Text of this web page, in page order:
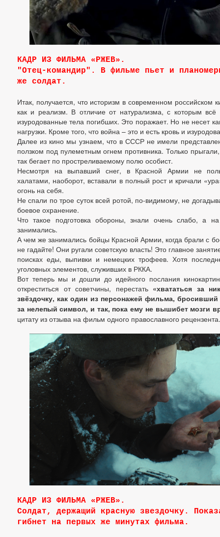
КАДР ИЗ ФИЛЬМА «РЖЕВ».
"Отец-командир". В фильме пьет и
же солдат.
Итак, получается, что историзм в современном
как и реализм. В отличие от натурализма, с которым
изуродованные тела погибших. Это поражает. Но не несет
нагрузки. Кроме того, что война – это и есть кровь и
Далее из кино мы узнаем, что в СССР не имели
ползком под пулеметным огнем противника. Только
так бегает по простреливаемому полю особист.
Несмотря на выпавший снег, в Красной Армии не
халатами, наоборот, вставали в полный рост и кричали
огонь на себя.
Не спали по трое суток всей ротой, по-видимому, не
боевое охранение.
Что такое подготовка обороны, знали очень слабо, а
занимались.
А чем же занимались бойцы Красной Армии, когда брали с
не гадайте! Они ругали советскую власть! Это главное
поисках еды, выпивки и немецких трофеев. Хотя
уголовных элементов, служивших в РККА.
Вот теперь мы и дошли до идейного послания
откреститься от советчины, перестать «хвататься за
звёздочку, как один из персонажей фильма,
за нелепый символ, и так, пока ему не вышибет мозги
цитату из отзыва на фильм одного православного
КАДР ИЗ ФИЛЬМА «РЖЕВ».
Солдат, держащий красную звездочку.
гибнет на первых же минутах фильма.